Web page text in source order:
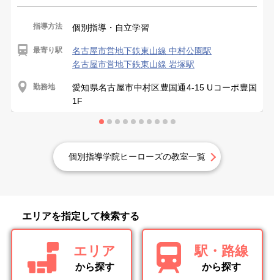
指導方法 個別指導・自立学習
最寄り駅
名古屋市営地下鉄東山線 中村公園駅
名古屋市営地下鉄東山線 岩塚駅
勤務地
愛知県名古屋市中村区豊国通4-15 Uコーポ豊国
1F
個別指導学院ヒーローズの教室一覧
エリアを指定して検索する
エリア
から探す
駅・路線
から探す